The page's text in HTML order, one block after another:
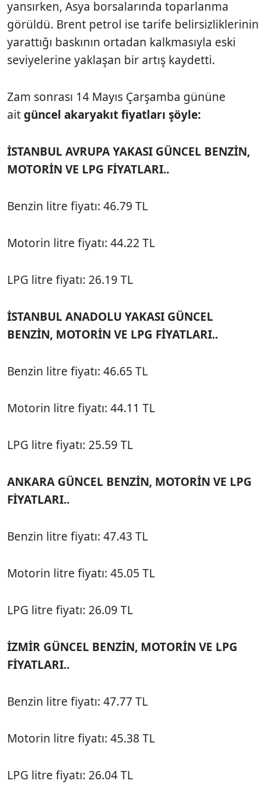
yansırken, Asya borsalarında toparlanma
görüldü. Brent petrol ise tarife belirsizliklerinin
yarattığı baskının ortadan kalkmasıyla eski
seviyelerine yaklaşan bir artış kaydetti.
Zam sonrası 14 Mayıs Çarşamba gününe
aitgüncel akaryakıt fiyatları şöyle:
İSTANBUL AVRUPA YAKASI GÜNCEL BENZİN,
MOTORİN VE LPG FİYATLARI..
Benzin litre fiyatı: 46.79 TL
Motorin litre fiyatı: 44.22 TL
LPG litre fiyatı: 26.19 TL
İSTANBUL ANADOLU YAKASI GÜNCEL
BENZİN, MOTORİN VE LPG FİYATLARI..
Benzin litre fiyatı: 46.65 TL
Motorin litre fiyatı: 44.11 TL
LPG litre fiyatı: 25.59 TL
ANKARA GÜNCEL BENZİN, MOTORİN VE LPG
FİYATLARI..
Benzin litre fiyatı: 47.43 TL
Motorin litre fiyatı: 45.05 TL
LPG litre fiyatı: 26.09 TL
İZMİR GÜNCEL BENZİN, MOTORİN VE LPG
FİYATLARI..
Benzin litre fiyatı: 47.77 TL
Motorin litre fiyatı: 45.38 TL
LPG litre fiyatı: 26.04 TL